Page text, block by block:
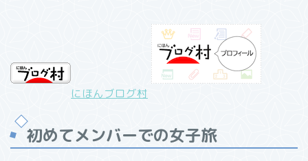
にほんブログ村
初めてメンバーでの女子旅